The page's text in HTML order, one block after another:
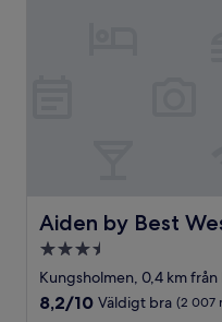
Aiden by Best
Aiden by Best
3.5-
stjärnigt
boende
Kungsholmen, 0,4 km
8.2
8,2/10 Väldigt bra (2 007